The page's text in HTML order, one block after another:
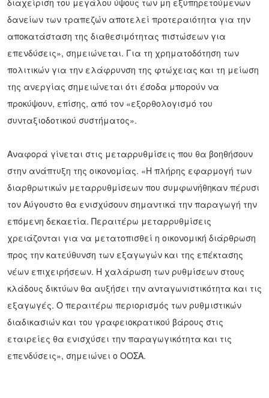
διαχείριση του μεγάλου ύψους των μη εξυπηρετούμενων
δανείων των τραπεζών αποτελεί προτεραιότητα για την
αποκατάσταση της διαθεσιμότητας πιστώσεων για
επενδύσεις», σημειώνεται. Για τη χρηματοδότηση των
πολιτικών για την ελάφρυνση της φτώχειας και τη μείωση
της ανεργίας σημειώνεται ότι έσοδα μπορούν να
προκύψουν, επίσης, από τον «εξορθολογισμό του
συνταξιοδοτικού συστήματος».
Αναφορά γίνεται στις μεταρρυθμίσεις που θα βοηθήσουν
στην ανάπτυξη της οικονομίας. «Η πλήρης εφαρμογή των
διαρθρωτικών μεταρρυθμίσεων που συμφωνήθηκαν πέρυσι
τον Αύγουστο θα ενισχύσουν σημαντικά την παραγωγή την
επόμενη δεκαετία. Περαιτέρω μεταρρυθμίσεις
χρειάζονται για να μετατοπισθεί η οικονομική διάρθρωση
προς την κατεύθυνση των εξαγωγών και της επέκτασης
νέων επιχειρήσεων. Η χαλάρωση των ρυθμίσεων στους
κλάδους δικτύων θα αυξήσει την ανταγωνιστικότητα και τις
εξαγωγές. Ο περαιτέρω περιορισμός των ρυθμιστικών
διαδικασιών και του γραφειοκρατικού βάρους στις
εταιρείες θα ενισχύσει την παραγωγικότητα και τις
επενδύσεις», σημειώνει ο ΟΟΣΑ.